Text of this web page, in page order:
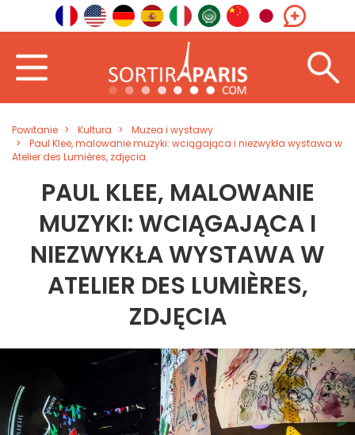
Powitanie Kultura
Muzea i wystawy
Paul Klee, malowanie muzyki: wciągająca i niezwykła wystawa w
Atelier des Lumières, zdjęcia
PAUL KLEE, MALOWANIE
MUZYKI: WCIĄGAJĄCA I
NIEZWYKŁA WYSTAWA W
ATELIER DES LUMIÈRES,
ZDJĘCIA